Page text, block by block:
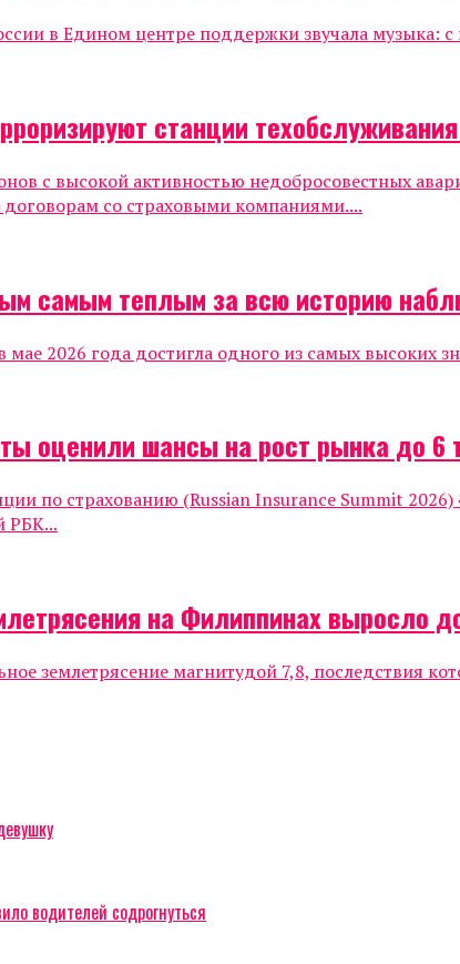
в Едином центре поддержки звучала музыка:
станции
с высокой активностью недобросовестных
со страховыми компаниями....
самым теплым за всю историю
мае 2026 года достигла одного из самых высоких
оценили шансы на рост рынка до 6
по страхованию (Russian Insurance Summit
РБК...
на Филиппинах выросло
землетрясение магнитудой 7,8, последствия
водителей содрогнуться